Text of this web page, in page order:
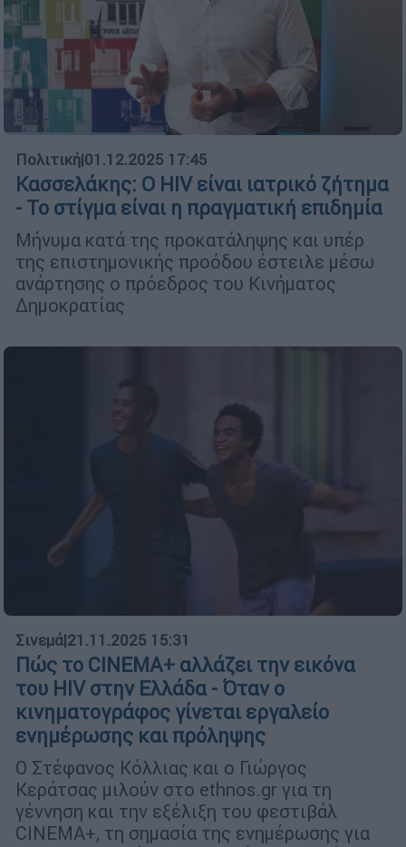
Πολιτική|01.12.2025 17:45
Κασσελάκης: Ο HIV είναι ιατρικό ζήτημα
- Το στίγμα είναι η πραγματική επιδημία
Μήνυμα κατά της προκατάληψης και υπέρ
της επιστημονικής προόδου έστειλε μέσω
ανάρτησης ο πρόεδρος του Κινήματος
Δημοκρατίας
Σινεμά|21.11.2025 15:31
Πώς το CINEMA+ αλλάζει την εικόνα
του HIV στην Ελλάδα - Όταν ο
κινηματογράφος γίνεται εργαλείο
ενημέρωσης και πρόληψης
Ο Στέφανος Κόλλιας και ο Γιώργος
Κεράτσας μιλούν στο ethnos.gr για τη
γέννηση και την εξέλιξη του φεστιβάλ
CINEMA+, τη σημασία της ενημέρωσης για